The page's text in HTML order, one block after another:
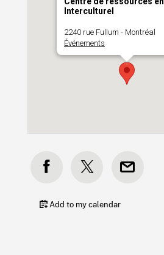
Interculturel
2240 rue Fullum - Montréal
Événements
Add to my calendar